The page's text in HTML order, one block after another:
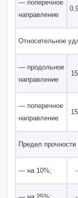
— поперечное
направление
Относительное
— продольное
направление
— поперечное
направление
Предел
— на 10%; -